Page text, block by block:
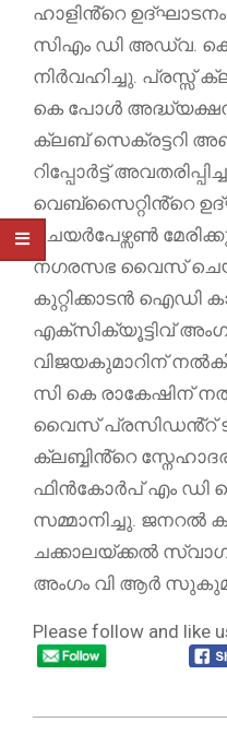
ഹാളിൻ്റെ
സിഎം ഡി അഡ്വ.
നിർവഹിച്ചു.
കെ പോൾ
ക്ലബ് സെക്രട്ടറി
റിപ്പോർട്ട്
വെബ്സൈറ്റിൻ്റെ
ചെയർപേഴ്സൺ
നഗരസഭ വൈസ്
കുറ്റിക്കാടൻ ഐഡി
എക്സിക്യൂട്ടിവ്
വിജയകുമാറിന്
സി കെ രാകേഷിന്
വൈസ് പ്രസിഡൻ്റ് ടി
ക്ലബ്ബിൻ്റെ
ഫിൻകോർപ് എം ഡി
സമ്മാനിച്ചു. ജനറൽ
ചക്കാലയ്ക്കൽ
അംഗം വി ആർ
Please follow and like